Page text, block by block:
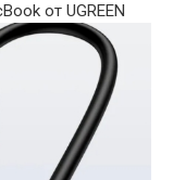
от UGREEN